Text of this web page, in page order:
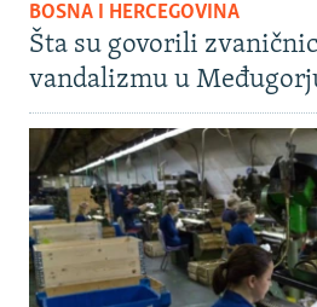
BOSNA I HERCEGOVINA
Šta su govorili
vandalizmu u